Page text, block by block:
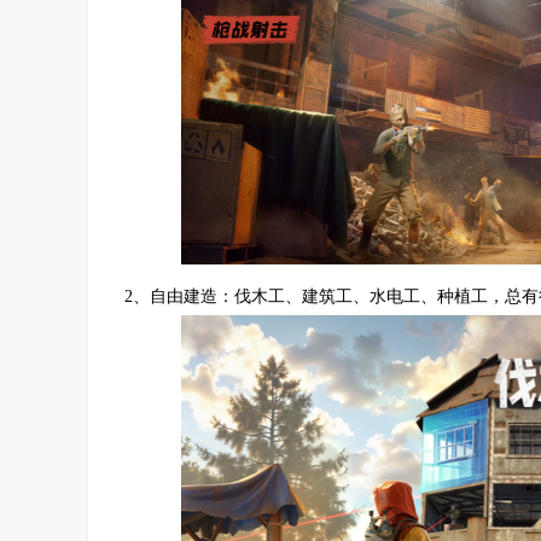
2、自由建造：伐木工、建筑工、水电工、种植工，总